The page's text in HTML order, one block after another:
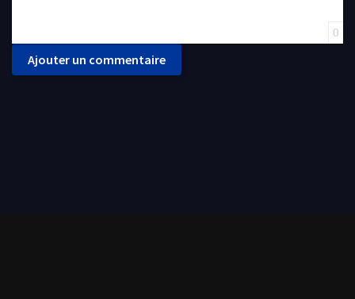
0
Ajouter un commentaire